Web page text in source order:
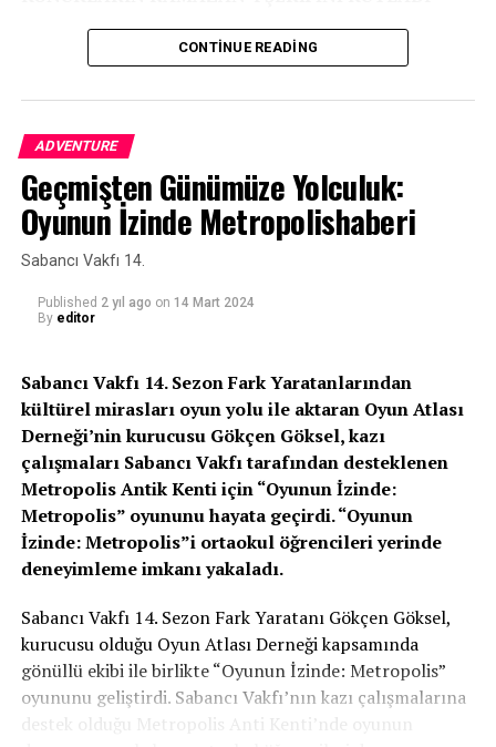
Kaynak: (BYZHA) Beyaz Haber Ajansı
Serdar Tuncer programa konukların Ramazan-ı
şeriflerini kutlayarak başladı. Ramazana kavuşmanın
sevincini yaşadıklarını kaydeden Tuncer, “Allahü Teala
eriştirsin inşallah. Ramazanda günahları affedilenlerden
eylesin hepimizi” şeklinde konuştu.
TUNCER’DEN BÜYÜKŞEHİR’E TEŞEKKÜR
gerçekleştiren Serdar Tuncer’e konuklar alkışlarıyla
karşılık verdi. Tuncer de, Ramazan gibi mübarek bir ayda
Büyükşehir Belediyesi’ne teşekkür etti.
Kaynak: (BYZHA) Beyaz Haber Ajansı
CONTINUE READING
ADVENTURE
Geçmişten Günümüze Yolculuk:
Oyunun İzinde Metropolishaberi
Sabancı Vakfı 14.
Published 2 yıl ago on 14 Mart 2024
By editor
Sabancı Vakfı 14. Sezon Fark Yaratanlarından
kültürel mirasları oyun yolu ile aktaran Oyun Atlası
Derneği’nin kurucusu Gökçen Göksel, kazı
çalışmaları Sabancı Vakfı tarafından desteklenen
Metropolis Antik Kenti için “Oyunun İzinde:
Metropolis” oyununu hayata geçirdi. “Oyunun
İzinde: Metropolis”i ortaokul öğrencileri yerinde
deneyimleme imkanı yakaladı.
Sabancı Vakfı 14. Sezon Fark Yaratanı Gökçen Göksel,
kurucusu olduğu Oyun Atlası Derneği kapsamında
gönüllü ekibi ile birlikte “Oyunun İzinde: Metropolis”
oyununu geliştirdi. Sabancı Vakfı’nın kazı çalışmalarına
destek olduğu Metropolis Anti Kenti’nde oyunun